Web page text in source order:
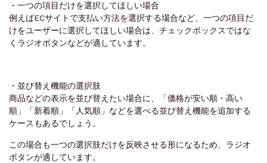
・一つの項目だけを選択してほしい場合
例えばECサイトで支払い方法を選択する場合など、一つの項目だ
けをユーザーに選択してほしい場合は、チェックボックスではな
くラジオボタンなどが適しています。
・並び替え機能の選択肢
商品などの表示を並び替えたい場合に、「価格が安い順・高い
順」「新着順」「人気順」などを選べる並び替え機能を追加する
ケースもあるでしょう。
この場合も一つの選択肢だけを反映させる形になるため、ラジオ
ボタンが適しています。